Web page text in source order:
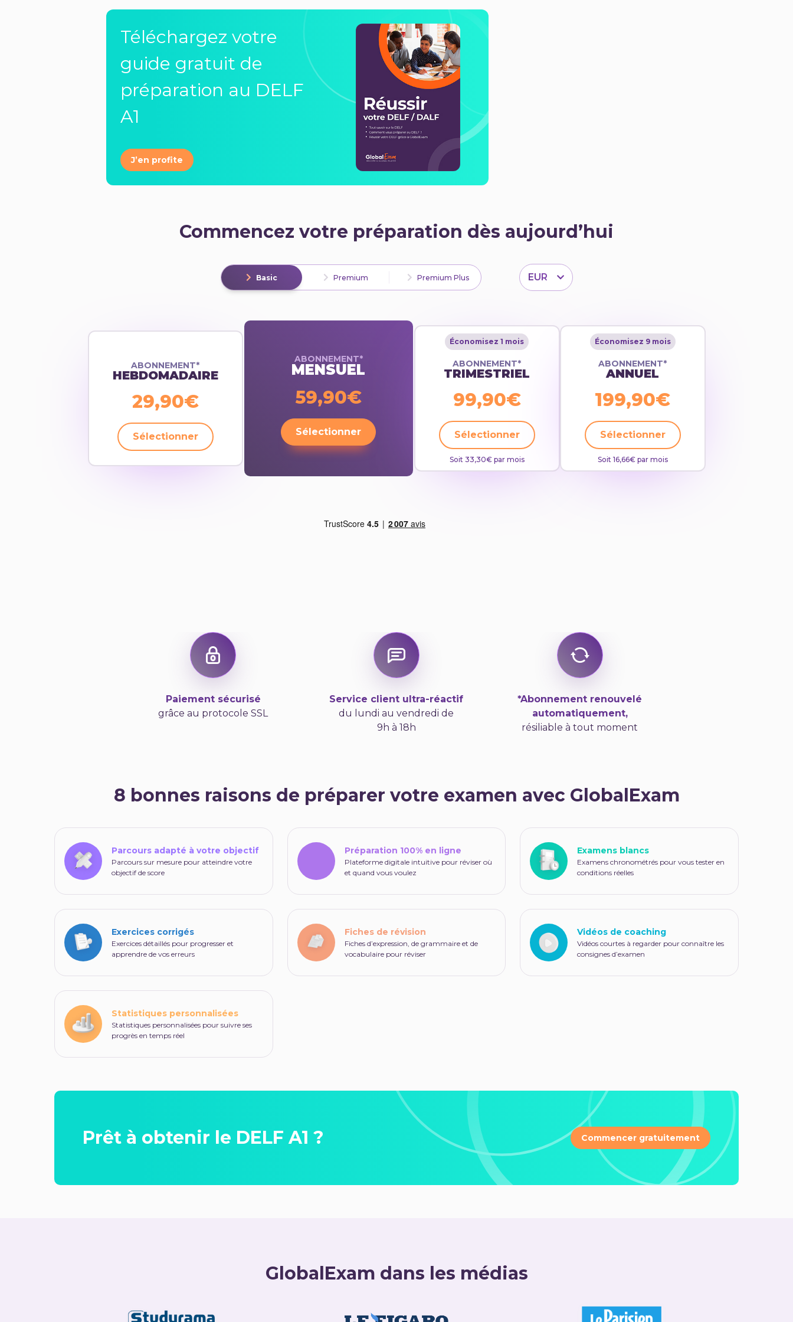
Téléchargez votre
guide gratuit de
préparation au DELF
A1
J’en profite
Commencez votre préparation dès aujourd’hui
Basic Premium Premium Plus EUR
ABONNEMENT*
HEBDOMADAIRE
29,90€
Sélectionner
ABONNEMENT*
MENSUEL
59,90€
Sélectionner
Économisez 1 mois
ABONNEMENT*
TRIMESTRIEL
99,90€
Sélectionner
Soit 33,30€ par mois
Économisez 9 mois
ABONNEMENT*
ANNUEL
199,90€
Sélectionner
Soit 16,66€ par mois
Paiement sécurisé
grâce au protocole SSL
Service client ultra-réactif
du lundi au vendredi de
9h à 18h
*Abonnement renouvelé
automatiquement,
résiliable à tout moment
8 bonnes raisons de préparer votre examen avec GlobalExam
Parcours adapté à votre objectif
Parcours sur mesure pour atteindre votre
objectif de score
Préparation 100% en ligne
Plateforme digitale intuitive pour réviser où
et quand vous voulez
Examens blancs
Examens chronométrés pour vous tester en
conditions réelles
Exercices corrigés
Exercices détaillés pour progresser et
apprendre de vos erreurs
Fiches de révision
Fiches d’expression, de grammaire et de
vocabulaire pour réviser
Vidéos de coaching
Vidéos courtes à regarder pour connaître les
consignes d’examen
Statistiques personnalisées
Statistiques personnalisées pour suivre ses
progrès en temps réel
Prêt à obtenir le DELF A1 ? Commencer gratuitement
GlobalExam dans les médias